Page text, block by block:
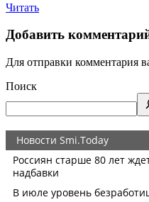
Читать
Добавить
Для отправки комментария
Поиск